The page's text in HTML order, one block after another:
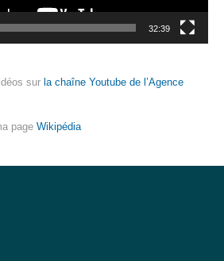
32:39
sur la chaîne Youtube de l’Agence
page Wikipédia